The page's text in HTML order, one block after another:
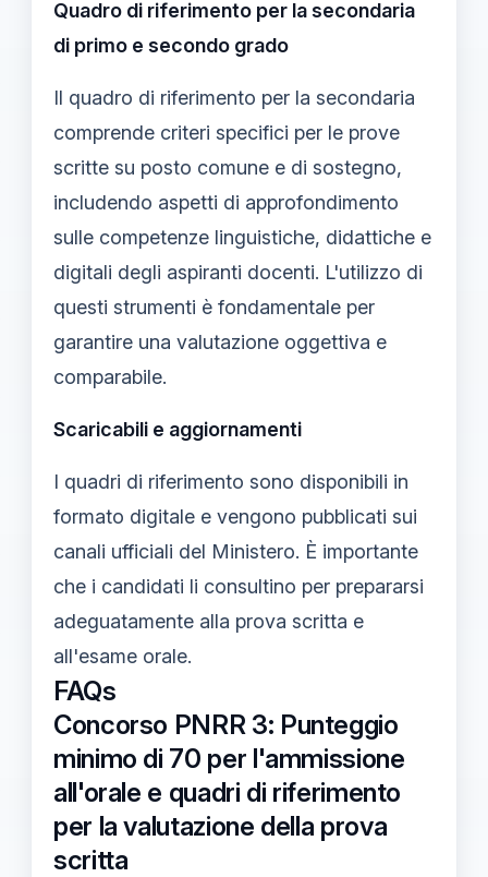
Quadro di riferimento per la secondaria
di primo e secondo grado
Il quadro di riferimento per la secondaria
comprende criteri specifici per le prove
scritte su posto comune e di sostegno,
includendo aspetti di approfondimento
sulle competenze linguistiche, didattiche e
digitali degli aspiranti docenti. L'utilizzo di
questi strumenti è fondamentale per
garantire una valutazione oggettiva e
comparabile.
Scaricabili e aggiornamenti
I quadri di riferimento sono disponibili in
formato digitale e vengono pubblicati sui
canali ufficiali del Ministero. È importante
che i candidati li consultino per prepararsi
adeguatamente alla prova scritta e
all'esame orale.
FAQs
Concorso PNRR 3: Punteggio
minimo di 70 per l'ammissione
all'orale e quadri di riferimento
per la valutazione della prova
scritta